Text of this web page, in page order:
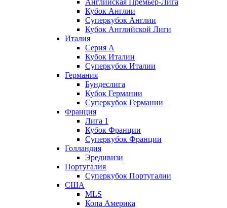
Английская Премьер-Лига
Кубок Англии
Суперкубок Англии
Кубок Английской Лиги
Италия
Серия А
Кубок Италии
Суперкубок Италии
Германия
Бундеслига
Кубок Германии
Суперкубок Германии
Франция
Лига 1
Кубок Франции
Суперкубок Франции
Голландия
Эредивизи
Португалия
Суперкубок Португалии
США
MLS
Копа Америка